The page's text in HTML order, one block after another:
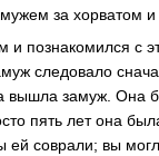
за хорватом и
познакомился с
следовало
вышла замуж. Она
пять лет она
ей соврали; вы